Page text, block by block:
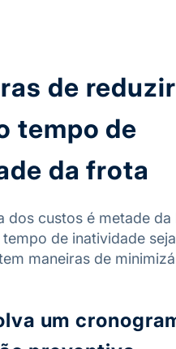
de
tempo de
da frota
dos custos é metade da
de inatividade seja
maneiras de
um